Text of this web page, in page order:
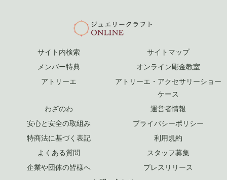
サイト内検索
サイトマップ
メンバー特典
オンライン彫金教室
アトリーエ
アトリーエ・アクセサリーショー
ケース
わざのわ
運営者情報
安心と安全の取組み
プライバシーポリシー
特商法に基づく表記
利用規約
よくある質問
スタッフ募集
企業や団体の皆様へ
プレスリリース